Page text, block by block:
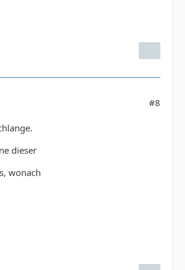
#8
dieser
wonach